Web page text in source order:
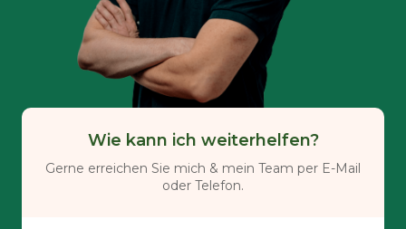
Wie kann ich weiterhelfen?
Gerne erreichen Sie mich & mein Team per E-Mail
oder Telefon.